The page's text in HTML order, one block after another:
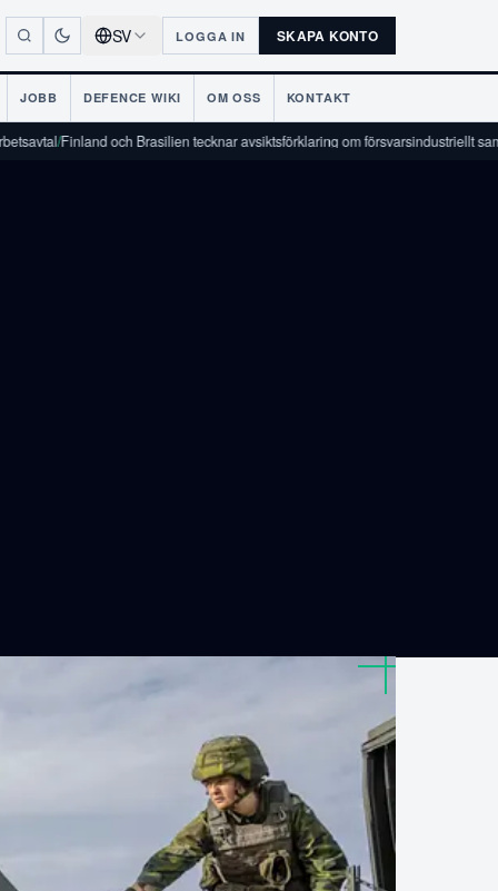
SV LOGGA IN SKAPA KONTO
JOBB DEFENCE WIKI OM OSS KONTAKT
och Brasilien tecknar avsiktsförklaring om försvarsindustriellt samarbete/